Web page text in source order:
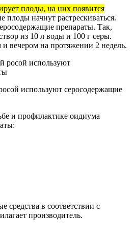
плоды, на них появится
плоды начнут растрескиваться.
препараты. Так,
из 10 л воды и 100 г серы.
вечером на протяжении 2 недель.
используют серосодержащие
и профилактике оидиума
средства в соответствии с
производитель.